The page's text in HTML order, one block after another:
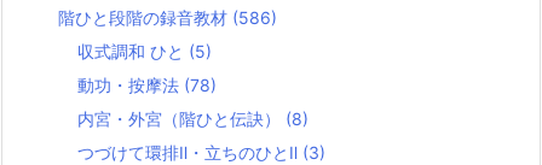
階ひと段階の録音教材 (586)
収式調和 ひと (5)
動功・按摩法 (78)
内宮・外宮（階ひと伝訣） (8)
つづけて環排Ⅱ・立ちのひとⅡ (3)